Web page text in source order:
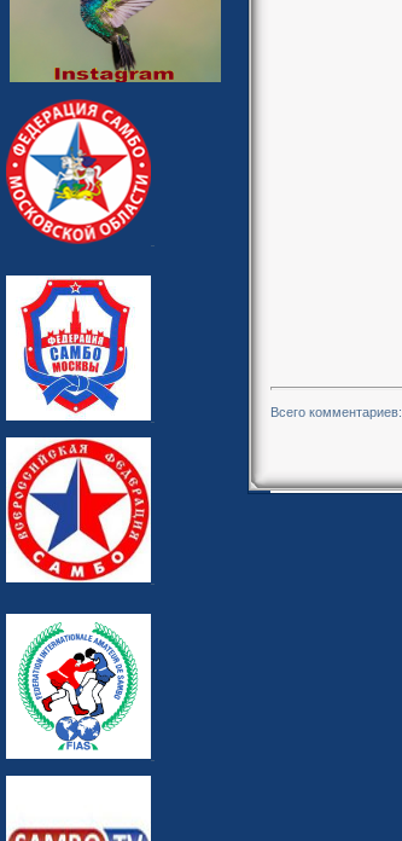
Всего комментариев: